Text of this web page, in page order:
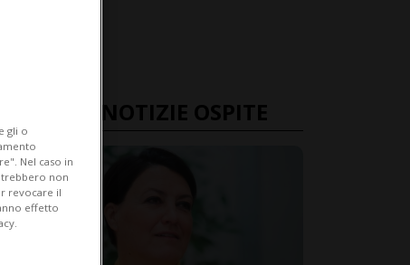
ULTIME NOTIZIE OSPITE
gli o
Nel caso in
non
revocare il
effetto